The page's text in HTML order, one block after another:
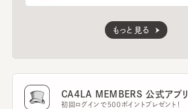
もっと見る
CA4LA MEMBERS 公式アプリ
初回ログインで500ポイントプレゼント！